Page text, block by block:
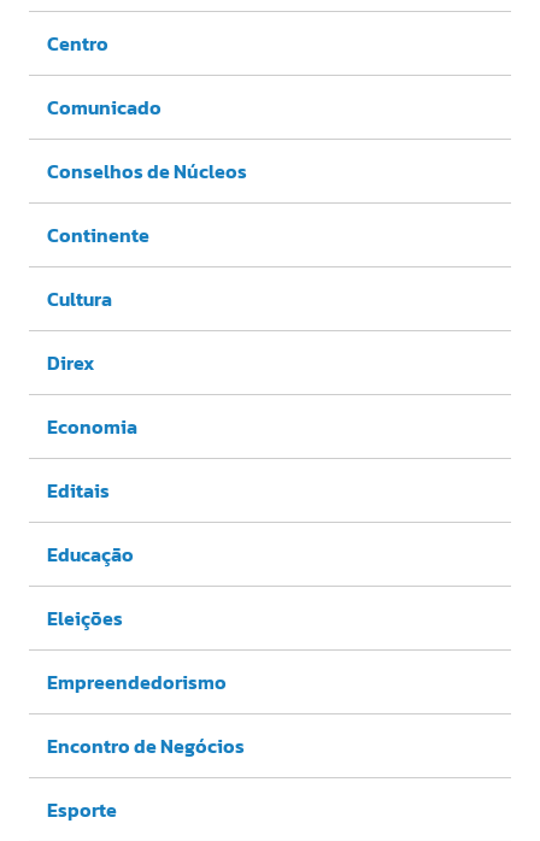
Centro
Comunicado
Conselhos de Núcleos
Continente
Cultura
Direx
Economia
Editais
Educação
Eleições
Empreendedorismo
Encontro de Negócios
Esporte